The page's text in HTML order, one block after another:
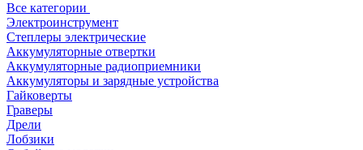
Все категории
Электроинструмент
Степлеры электрические
Аккумуляторные отвертки
Аккумуляторные радиоприемники
Аккумуляторы и зарядные устройства
Гайковерты
Граверы
Дрели
Лобзики